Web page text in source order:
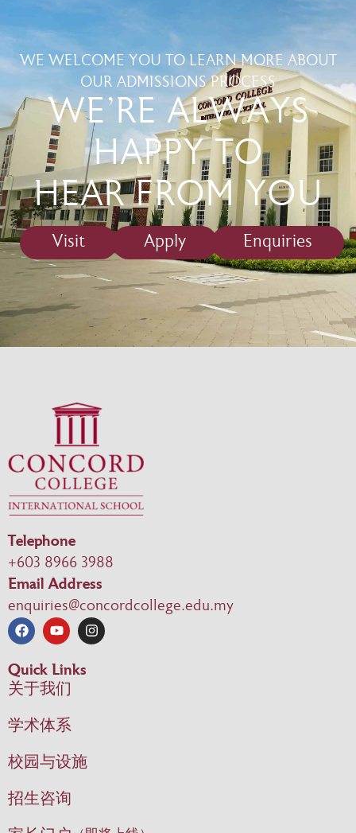
WE WELCOME YOU TO LEARN MORE ABOUT
OUR ADMISSIONS PROCESS
WE'RE ALWAYS
HAPPY TO
HEAR FROM YOU
Visit Apply Enquiries
Telephone
+603 8966 3988
Email Address
enquiries@concordcollege.edu.my
Quick Links
关于我们
学术体系
校园与设施
招生咨询